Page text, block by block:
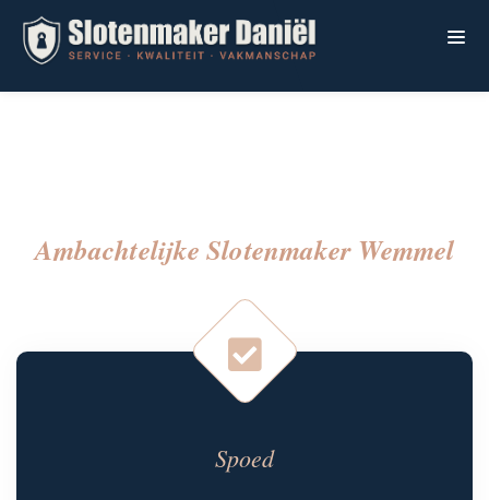
Ambachtelijke Slotenmaker Wemmel
Spoed